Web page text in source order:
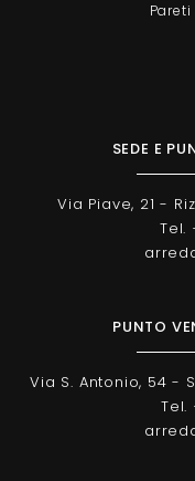
SEDE E
Via Piave, 21 -
Tel.
PUNTO
Via S. Antonio, 54 -
Tel.